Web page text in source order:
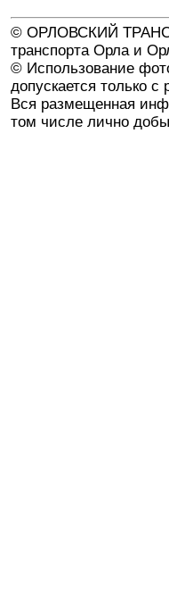
© ОРЛОВСКИЙ
транспорта Орла и
© Использование
допускается только
Вся размещенная
том числе лично